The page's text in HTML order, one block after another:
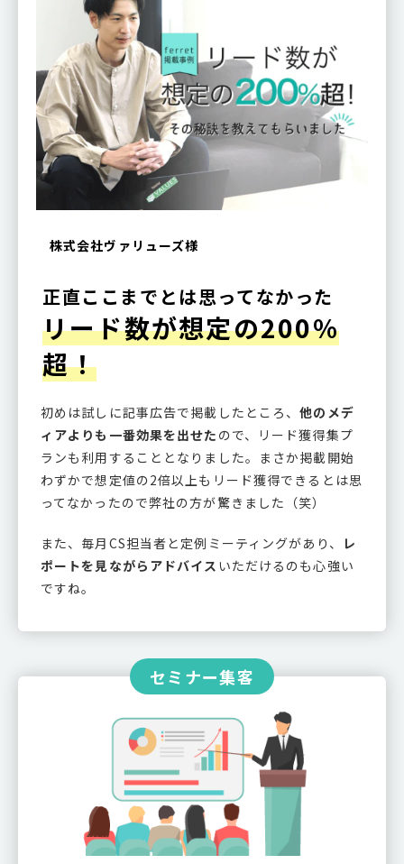
株式会社ヴァリューズ様
正直ここまでとは思ってなかった
リード数が想定の200%
超！
初めは試しに記事広告で掲載したところ、他のメデ
ィアよりも一番効果を出せた ので、リード獲得集プ
ランも利用することとなりました。まさか掲載開始
わずかで想定値の2倍以上もリード獲得できるとは思
ってなかったので弊社の方が驚きました（笑）
また、毎月CS担当者と定例ミーティングがあり、
レ
ポートを見ながらアドバイス いただけるのも心強い
ですね。
セミナー集客